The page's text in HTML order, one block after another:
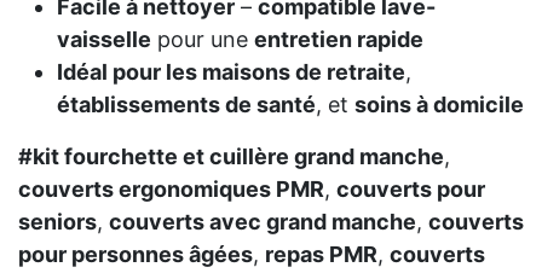
Facile à nettoyer – compatible lave-
vaisselle pour une entretien rapide
Idéal pour les maisons de retraite,
établissements de santé, et soins à domicile
#kit fourchette et cuillère grand manche,
couverts ergonomiques PMR, couverts pour
seniors, couverts avec grand manche, couverts
pour personnes âgées, repas PMR, couverts